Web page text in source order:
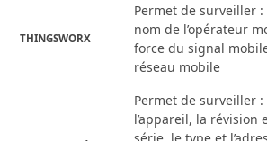
THINGSWORX
Permet de surveiller
nom de l’opérateur
force du signal
réseau mobile
Permet de surveiller
l’appareil, la révision
série, le type et